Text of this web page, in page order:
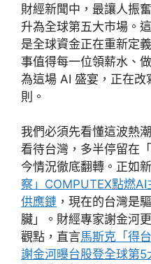
財經新聞中，最讓人振
升為全球第五大市場。
是全球資金正在重新定
事值得每一位領薪水、
為這場 AI 盛宴，正在
則。
我們必須先看懂這波熱
看待台灣，多半停留在
今情況徹底翻轉。正如
察」COMPUTEX點燃
供應鏈 ，現在的台灣是
臟」。財經專家謝金河
觀點，直言馬斯克「得
謝金河曝台股登全球第5